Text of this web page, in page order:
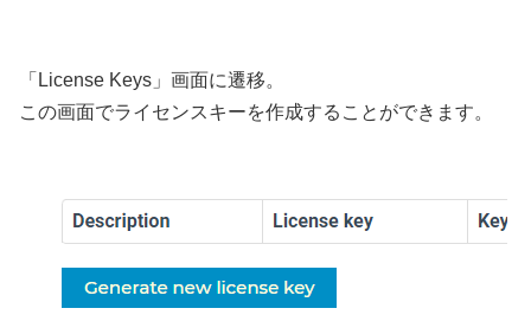
「License Keys」画面に遷移。
この画面でライセンスキーを作成することができます。